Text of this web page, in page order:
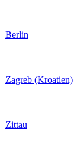
Berlin
Zagreb (Kroatien)
Zittau